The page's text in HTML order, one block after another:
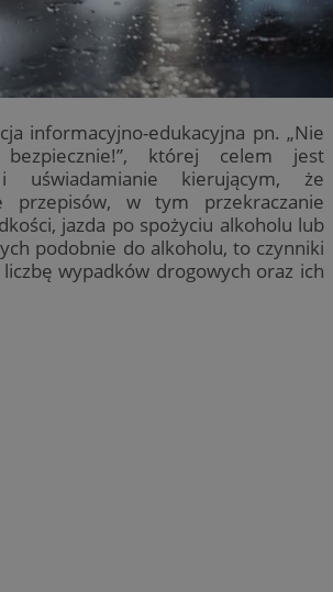
informacyjno-edukacyjna pn. „Nie
której celem jest
uświadamianie kierującym, że
przepisów, w tym przekraczanie
jazda po spożyciu alkoholu lub
podobnie do alkoholu, to czynniki
liczbę wypadków drogowych oraz ich